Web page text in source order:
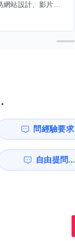
我擅長： LINE 貼圖設計、簡易網站設計、影片剪輯、配音、AI 影片創作、音樂創作（原創歌曲／純音樂／配樂） 希望交換技能： ① 游泳（想學：自由式、蝶式） 已會基礎蛙式、仰式，但姿勢尚未標準，希望有人協助修正動作、提升效率。 ② 鋼琴（目前約巴哈初階程度） ③ 英文（程度約 B1～B2） 交換方式： 捷運可到處，部分技能可線上交換。
問經驗要求
自由提問...